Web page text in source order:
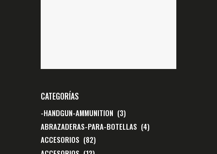
CATEGORÍAS
-HANDGUN-AMMUNITION (3)
ABRAZADERAS-PARA-BOTELLAS (4)
ACCESORIOS (82)